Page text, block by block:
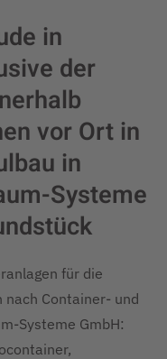
in
der
vor Ort in
in
Systeme
für die
Container- und
Systeme GmbH: